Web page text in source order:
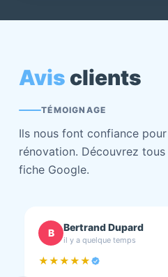
Avis clients
TÉMOIGNAGE
Ils nous font confiance
rénovation. Découvrez
fiche Google.
C chantal BOURBONNAIS
il y a quelque temps
★★★★★